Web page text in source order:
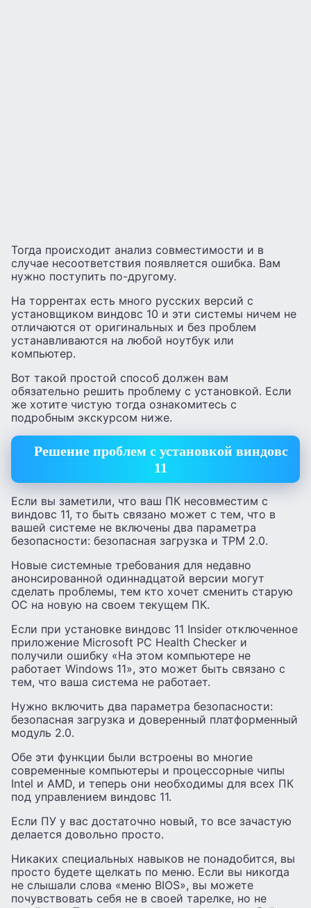
Тогда происходит анализ совместимости и в
случае несоответствия появляется ошибка. Вам
нужно поступить по-другому.
На торрентах есть много русских версий с
установщиком виндовс 10 и эти системы ничем не
отличаются от оригинальных и без проблем
устанавливаются на любой ноутбук или
компьютер.
Вот такой простой способ должен вам
обязательно решить проблему с установкой. Если
же хотите чистую тогда ознакомитесь с
подробным экскурсом ниже.
Решение проблем с установкой виндовс
11
Если вы заметили, что ваш ПК несовместим с
виндовс 11, то быть связано может с тем, что в
вашей системе не включены два параметра
безопасности: безопасная загрузка и TPM 2.0.
Новые системные требования для недавно
анонсированной одиннадцатой версии могут
сделать проблемы, тем кто хочет сменить старую
ОС на новую на своем текущем ПК.
Если при установке виндовс 11 Insider отключенное
приложение Microsoft PC Health Checker и
получили ошибку «На этом компьютере не
работает Windows 11», это может быть связано с
тем, что ваша система не работает.
Нужно включить два параметра безопасности:
безопасная загрузка и доверенный платформенный
модуль 2.0.
Обе эти функции были встроены во многие
современные компьютеры и процессорные чипы
Intel и AMD, и теперь они необходимы для всех ПК
под управлением виндовс 11.
Если ПУ у вас достаточно новый, то все зачастую
делается довольно просто.
Никаких специальных навыков не понадобится, вы
просто будете щелкать по меню. Если вы никогда
не слышали слова «меню BIOS», вы можете
почувствовать себя не в своей тарелке, но не